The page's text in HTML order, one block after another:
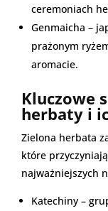
ceremoniach
Genmaicha –
prażonym
aromacie.
Kluczowe
herbaty i
Zielona herbata
które
najważniejszych
Katechiny –